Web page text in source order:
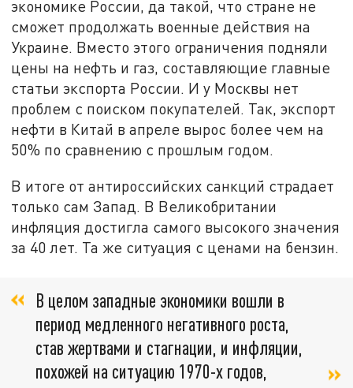
экономике России, да такой, что стране не
сможет продолжать военные действия на
Украине. Вместо этого ограничения подняли
цены на нефть и газ, составляющие главные
статьи экспорта России. И у Москвы нет
проблем с поиском покупателей. Так, экспорт
нефти в Китай в апреле вырос более чем на
50% по сравнению с прошлым годом.
В итоге от антироссийских санкций страдает
только сам Запад. В Великобритании
инфляция достигла самого высокого значения
за 40 лет. Та же ситуация с ценами на бензин.
В целом западные экономики вошли в
период медленного негативного роста,
став жертвами и стагнации, и инфляции,
похожей на ситуацию 1970-х годов,